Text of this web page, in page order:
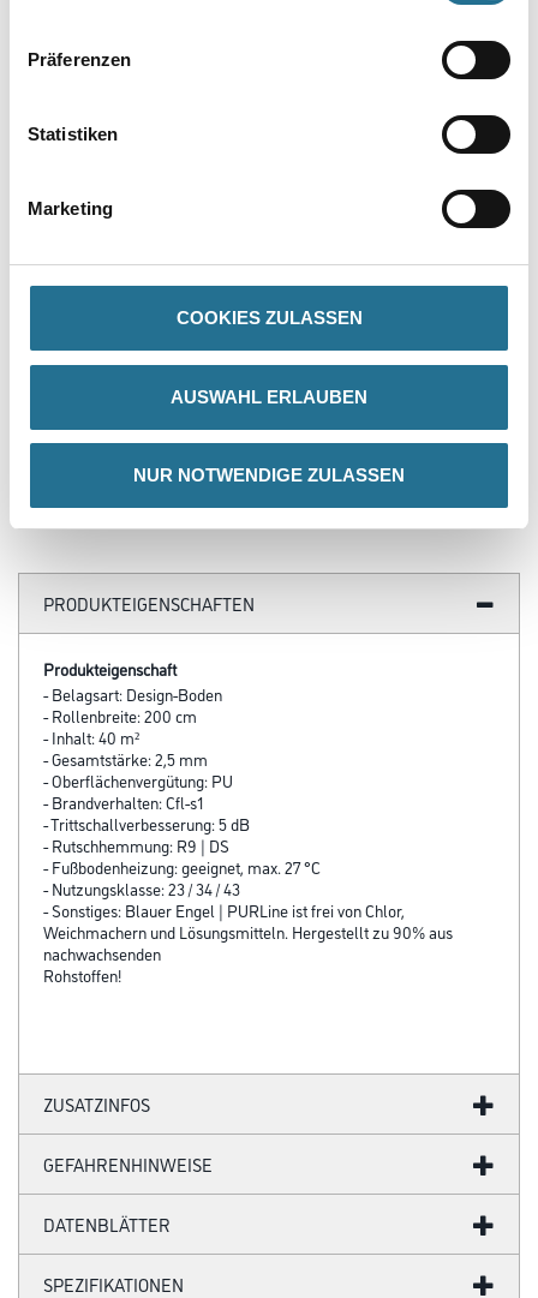
Präferenzen
Statistiken
Marketing
COOKIES ZULASSEN
AUSWAHL ERLAUBEN
NUR NOTWENDIGE ZULASSEN
MPlus Purline 1500-156
Schmelzdraht 60 m
passende Farbe
PRODUKTEIGENSCHAFTEN
Produkteigenschaft
- Belagsart: Design-Boden
- Rollenbreite: 200 cm
- Inhalt: 40 m²
- Gesamtstärke: 2,5 mm
- Oberflächenvergütung: PU
- Brandverhalten: Cfl-s1
- Trittschallverbesserung: 5 dB
- Rutschhemmung: R9 | DS
- Fußbodenheizung: geeignet, max. 27 °C
- Nutzungsklasse: 23 / 34 / 43
- Sonstiges: Blauer Engel | PURLine ist frei von Chlor,
Weichmachern und Lösungsmitteln. Hergestellt zu 90% aus
nachwachsenden
Rohstoffen!
ZUSATZINFOS
GEFAHRENHINWEISE
DATENBLÄTTER
SPEZIFIKATIONEN